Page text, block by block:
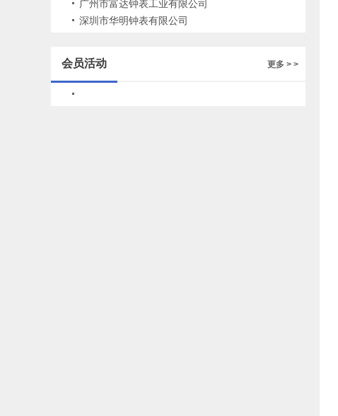
广州市富达钟表工业有限公司
深圳市华明钟表有限公司
更多 > >
会员活动